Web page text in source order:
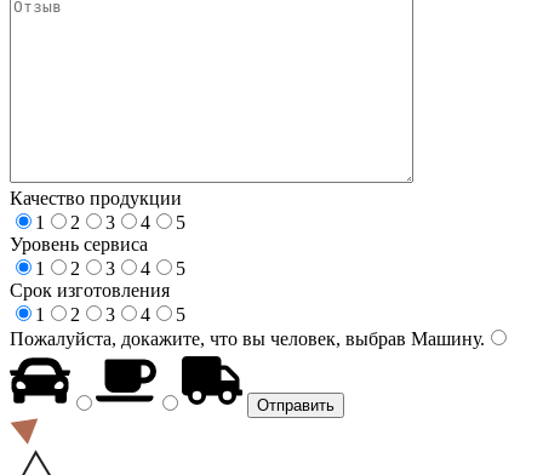
Качество продукции
1
2 3 4
5
Уровень сервиса
1
2 3 4
5
Срок изготовления
1
2 3 4
5
Пожалуйста, докажите, что вы человек, выбрав Машину.